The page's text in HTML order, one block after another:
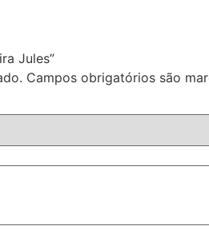
Jules”
Campos obrigatórios são